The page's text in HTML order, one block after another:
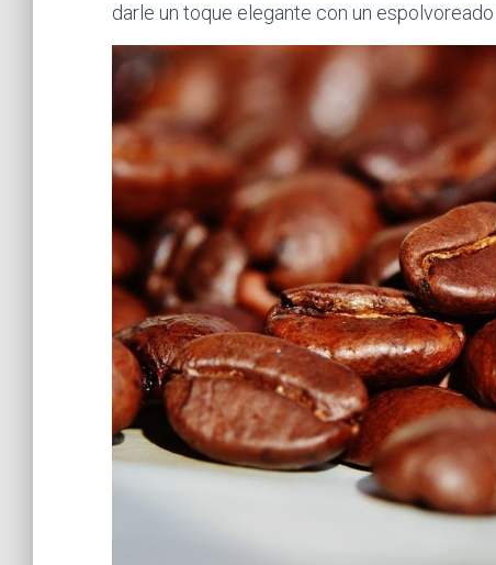
darle un toque elegante con un